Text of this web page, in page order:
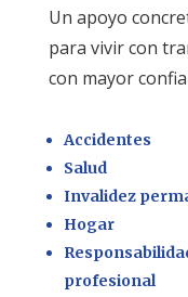
Un apoyo
para vivir con
con mayor
Accidentes
Salud
Invalidez
Hogar
profesional